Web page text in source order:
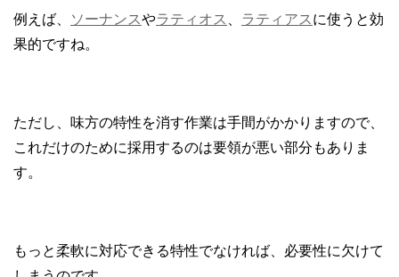
例えば、 ソーナンスやラティオス ラティアス に使うと効
果的ですね。
ただし、味方の特性を消す作業は手間がかかりますので、
これだけのために採用するのは要領が悪い部分もありま
す。
もっと柔軟に対応できる特性でなければ、必要性に欠けて